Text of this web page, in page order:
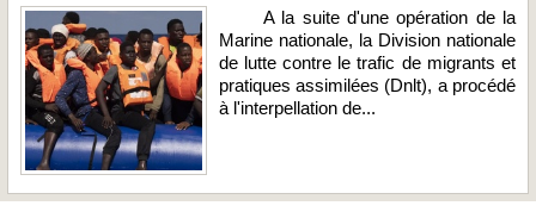
A la suite d'une opération de la
Marine nationale, la Division nationale
de lutte contre le trafic de migrants et
pratiques assimilées (Dnlt), a procédé
à l'interpellation de...